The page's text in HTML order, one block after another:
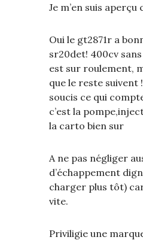
Je m’en suis aperçu
Oui le gt2871r a
sr20det! 400cv
est sur roulement,
que le reste suivent
soucis ce qui
c’est la
la carto bien sur
A ne pas négliger
d’échappement
charger plus tôt)
vite.
Priviligie une